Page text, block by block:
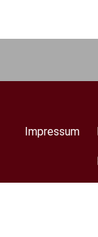
Footer
Impressum